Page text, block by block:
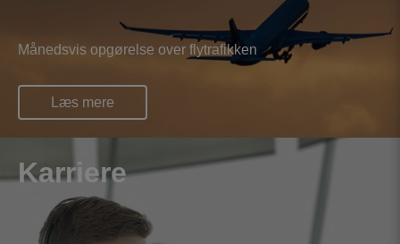
Karriere
Månedsvis opgørelse over flytrafikken
Læs mere